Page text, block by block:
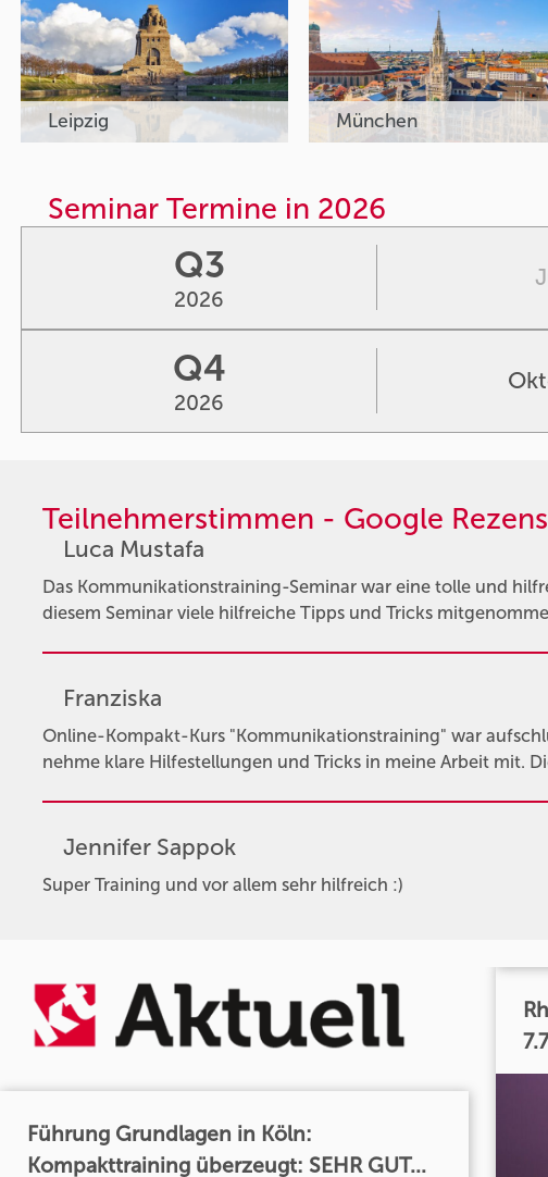
Teilnehmerstimmen - Google
Luca Mustafa
Das Kommunikationstraining-Seminar war eine tolle und
diesem Seminar viele hilfreiche Tipps und Tricks
Franziska
Online-Kompakt-Kurs "Kommunikationstraining" war
nehme klare Hilfestellungen und Tricks in meine Arbeit mit.
Jennifer Sappok
Super Training und vor allem sehr hilfreich :)
Führung Grundlagen in Köln:
Kompakttraining überzeugt: SEHR GUT...
Leipzig München
Seminar Termine in 2026
Q3
2026
Q4
2026